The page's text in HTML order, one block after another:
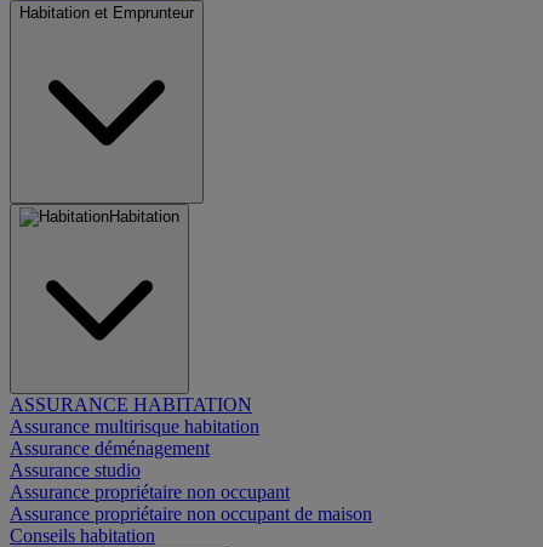
Habitation et Emprunteur
Habitation
ASSURANCE HABITATION
Assurance multirisque habitation
Assurance déménagement
Assurance studio
Assurance propriétaire non occupant
Assurance propriétaire non occupant de maison
Conseils habitation